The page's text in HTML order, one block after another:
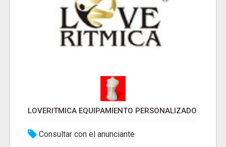
LOVERITMICA EQUIPAMIENTO PERSONALIZADO
Consultar con el anunciante